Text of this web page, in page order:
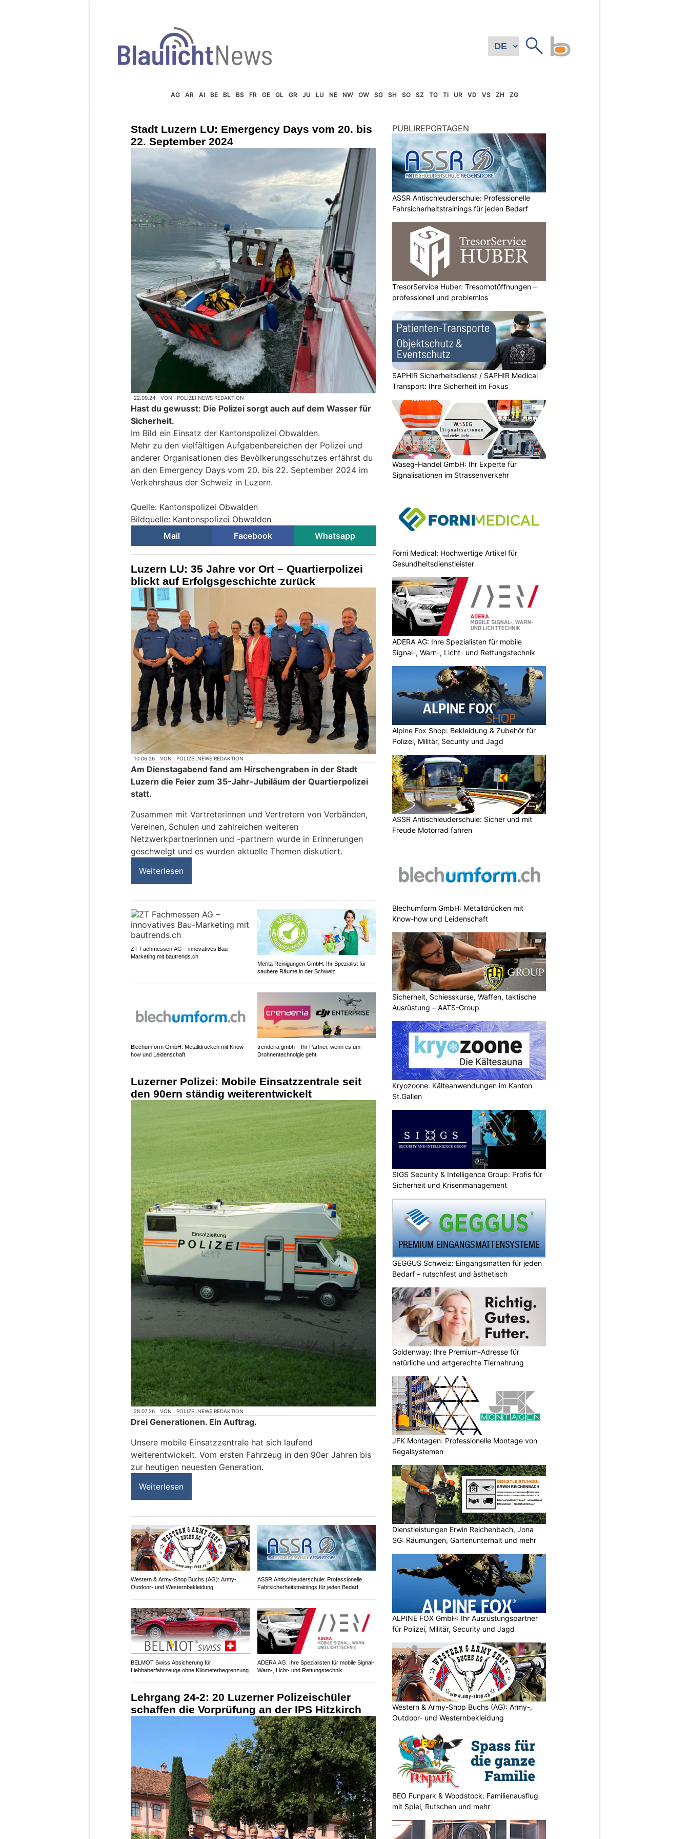
AG AR AI BE BL BS FR GE GL GR JU LU NE NW OW SG SH SO SZ TG TI UR VD VS ZH ZG
Stadt Luzern LU: Emergency Days vom 20. bis
22. September 2024
22.09.24 VON POLIZEI.NEWS REDAKTION
Hast du gewusst: Die Polizei sorgt auch auf dem Wasser für
Sicherheit.
Im Bild ein Einsatz der Kantonspolizei Obwalden.
Mehr zu den vielfältigen Aufgabenbereichen der Polizei und
anderer Organisationen des Bevölkerungsschutzes erfährst du
an den Emergency Days vom 20. bis 22. September 2024 im
Verkehrshaus der Schweiz in Luzern.
Quelle: Kantonspolizei Obwalden
Bildquelle: Kantonspolizei Obwalden
Mail
Facebook Whatsapp
Luzern LU: 35 Jahre vor Ort – Quartierpolizei
blickt auf Erfolgsgeschichte zurück
10.06.26 VON POLIZEI.NEWS REDAKTION
Am Dienstagabend fand am Hirschengraben in der Stadt
Luzern die Feier zum 35-Jahr-Jubiläum der Quartierpolizei
statt.
Zusammen mit Vertreterinnen und Vertretern von Verbänden,
Vereinen, Schulen und zahlreichen weiteren
Netzwerkpartnerinnen und -partnern wurde in Erinnerungen
geschwelgt und es wurden aktuelle Themen diskutiert.
Weiterlesen
ZT Fachmessen AG – innovatives Bau-
Marketing mit bautrends.ch
Merita Reinigungen GmbH: Ihr Spezialist für
saubere Räume in der Schweiz
Blechumform GmbH: Metalldrücken mit Know-
how und Leidenschaft
trenderia gmbh – Ihr Partner, wenn es um
Drohnentechnolgie geht
Luzerner Polizei: Mobile Einsatzzentrale seit
den 90ern ständig weiterentwickelt
28.07.26 VON POLIZEI.NEWS REDAKTION
Drei Generationen. Ein Auftrag.
Unsere mobile Einsatzzentrale hat sich laufend
weiterentwickelt. Vom ersten Fahrzeug in den 90er Jahren bis
zur heutigen neuesten Generation.
Weiterlesen
Western & Army-Shop Buchs (AG): Army-,
Outdoor- und Westernbekleidung
ASSR Antischleuderschule: Professionelle
Fahrsicherheitstrainings für jeden Bedarf
BELMOT Swiss Absicherung für
Liebhaberfahrzeuge ohne Kilometerbegrenzung
ADERA AG: Ihre Spezialisten für mobile Signal-,
Warn-, Licht- und Rettungstechnik
Lehrgang 24-2: 20 Luzerner Polizeischüler
schaffen die Vorprüfung an der IPS Hitzkirch
PUBLIREPORTAGEN
ASSR Antischleuderschule: Professionelle
Fahrsicherheitstrainings für jeden Bedarf
TresorService Huber: Tresornotöffnungen –
professionell und problemlos
SAPHIR Sicherheitsdienst / SAPHIR Medical
Transport: Ihre Sicherheit im Fokus
Waseg-Handel GmbH: Ihr Experte für
Signalisationen im Strassenverkehr
Forni Medical: Hochwertige Artikel für
Gesundheitsdienstleister
ADERA AG: Ihre Spezialisten für mobile
Signal-, Warn-, Licht- und Rettungstechnik
Alpine Fox Shop: Bekleidung & Zubehör für
Polizei, Militär, Security und Jagd
ASSR Antischleuderschule: Sicher und mit
Freude Motorrad fahren
Blechumform GmbH: Metalldrücken mit
Know-how und Leidenschaft
Sicherheit, Schiesskurse, Waffen, taktische
Ausrüstung – AATS-Group
Kryozoone: Kälteanwendungen im Kanton
St.Gallen
SIGS Security & Intelligence Group: Profis für
Sicherheit und Krisenmanagement
GEGGUS Schweiz: Eingangsmatten für jeden
Bedarf – rutschfest und ästhetisch
Goldenway: Ihre Premium-Adresse für
natürliche und artgerechte Tiernahrung
JFK Montagen: Professionelle Montage von
Regalsystemen
Dienstleistungen Erwin Reichenbach, Jona
SG: Räumungen, Gartenunterhalt und mehr
ALPINE FOX GmbH: Ihr Ausrüstungspartner
für Polizei, Militär, Security und Jagd
Western & Army-Shop Buchs (AG): Army-,
Outdoor- und Westernbekleidung
BEO Funpark & Woodstock: Familienausflug
mit Spiel, Rutschen und mehr